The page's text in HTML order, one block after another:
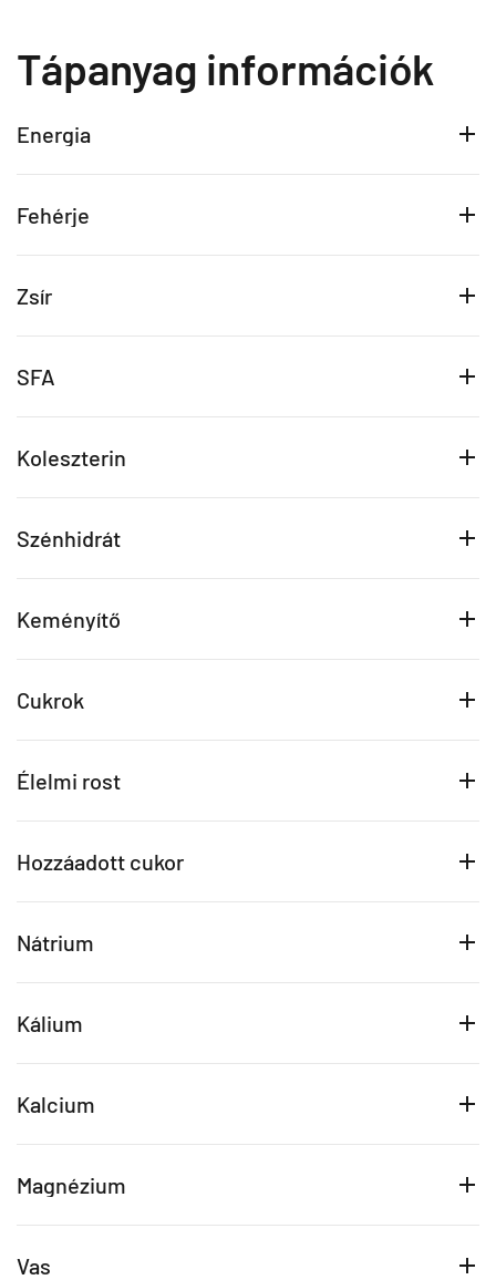
Tápanyag információk
Energia
Fehérje
Zsír
SFA
Koleszterin
Szénhidrát
Keményítő
Cukrok
Élelmi rost
Hozzáadott cukor
Nátrium
Kálium
Kalcium
Magnézium
Vas